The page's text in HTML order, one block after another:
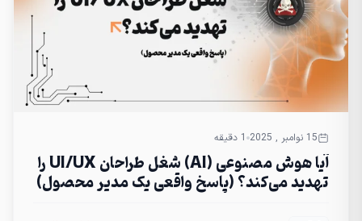
15 نوامبر , 2025 1 دقیقه
آیا هوش مصنوعی (AI) شغل طراحان UI/UX را
تهدید می‌کند؟ (پاسخ واقعی یک مدیر محصول)